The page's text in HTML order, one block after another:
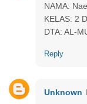
NAMA:
KELAS: 2
DTA: AL-
Reply
Unknown